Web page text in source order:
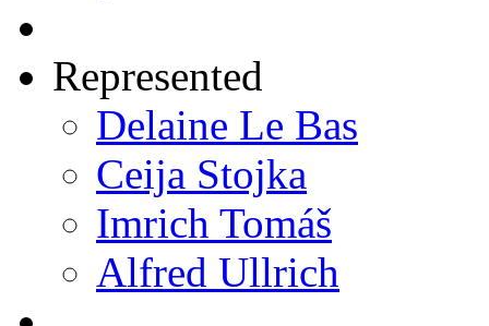
Represented
Delaine Le Bas
Ceija Stojka
Imrich Tomáš
Alfred Ullrich